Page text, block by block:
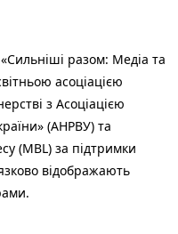
разом: Медіа та
асоціацією
з Асоціацією
(АНРВУ) та
(MBL) за підтримки
відображають